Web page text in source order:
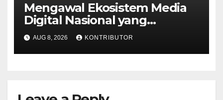
Mengawal Ekosistem Media
Digital Nasional yang
Tangguh Hadapi Disrupsi AI
AUG 8, 2026 KONTRIBUTOR